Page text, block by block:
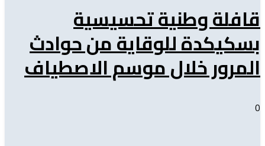
قافلة وطنية تحسيسية
بسكيكدة للوقاية من حوادث
المرور خلال موسم الاصطياف
0